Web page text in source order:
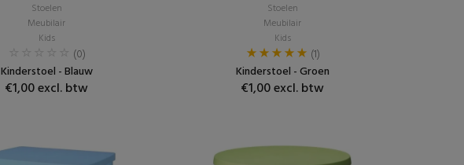
Stoelen
Meubilair
Kids
(0)
Kinderstoel - Blauw
€1,00 excl. btw
Stoelen
Meubilair
Kids
(1)
Kinderstoel - Groen
€1,00 excl. btw